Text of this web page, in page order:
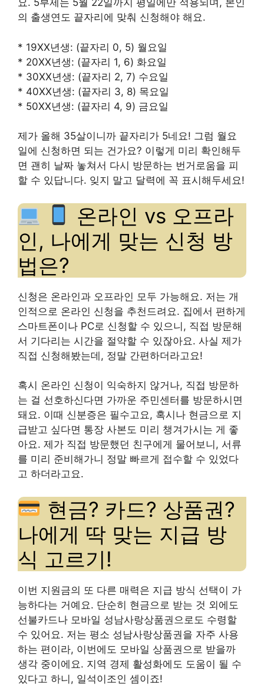
요. 5부제는 5월 22일까지 평일에만 적용되며, 본인
의 출생연도 끝자리에 맞춰 신청해야 해요.
* 19XX년생: (끝자리 0, 5) 월요일
* 20XX년생: (끝자리 1, 6) 화요일
* 30XX년생: (끝자리 2, 7) 수요일
* 40XX년생: (끝자리 3, 8) 목요일
* 50XX년생: (끝자리 4, 9) 금요일
제가 올해 35살이니까 끝자리가 5네요! 그럼 월요
일에 신청하면 되는 건가요? 이렇게 미리 확인해두
면 괜히 날짜 놓쳐서 다시 방문하는 번거로움을 피
할 수 있답니다. 잊지 말고 달력에 꼭 표시해두세요!
온라인 vs 오프라
인, 나에게 맞는 신청 방
법은?
신청은 온라인과 오프라인 모두 가능해요. 저는 개
인적으로 온라인 신청을 추천드려요. 집에서 편하게
스마트폰이나 PC로 신청할 수 있으니, 직접 방문해
서 기다리는 시간을 절약할 수 있잖아요. 사실 제가
직접 신청해봤는데, 정말 간편하더라고요!
혹시 온라인 신청이 익숙하지 않거나, 직접 방문하
는 걸 선호하신다면 가까운 주민센터를 방문하시면
돼요. 이때 신분증은 필수고요, 혹시나 현금으로 지
급받고 싶다면 통장 사본도 미리 챙겨가시는 게 좋
아요. 제가 직접 방문했던 친구에게 물어보니, 서류
를 미리 준비해가니 정말 빠르게 접수할 수 있었다
고 하더라고요.
현금? 카드? 상품권?
나에게 딱 맞는 지급 방
식 고르기!
이번 지원금의 또 다른 매력은 지급 방식 선택이 가
능하다는 거예요. 단순히 현금으로 받는 것 외에도
선불카드나 모바일 성남사랑상품권으로도 수령할
수 있어요. 저는 평소 성남사랑상품권을 자주 사용
하는 편이라, 이번에도 모바일 상품권으로 받을까
생각 중이에요. 지역 경제 활성화에도 도움이 될 수
있다고 하니, 일석이조인 셈이죠!